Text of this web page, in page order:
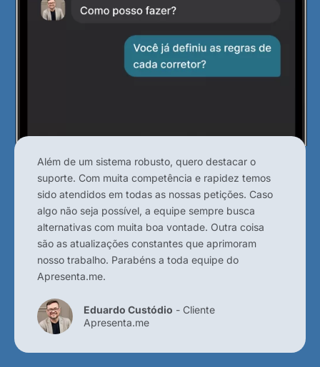
Além de um sistema robusto, quero destacar o
suporte. Com muita competência e rapidez temos
sido atendidos em todas as nossas petições. Caso
algo não seja possível, a equipe sempre busca
alternativas com muita boa vontade. Outra coisa
são as atualizações constantes que aprimoram
nosso trabalho. Parabéns a toda equipe do
Apresenta.me.
Eduardo Custódio - Cliente
Apresenta.me